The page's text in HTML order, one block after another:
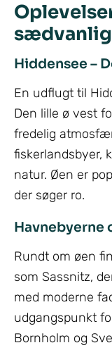
Hiddensee –
En udflugt til
Den lille ø vest
fredelig
fiskerlandsbyer,
natur. Øen er
der søger ro.
Havnebyerne
Rundt om øen
som Sassnitz,
med moderne
udgangspunkt
Bornholm og